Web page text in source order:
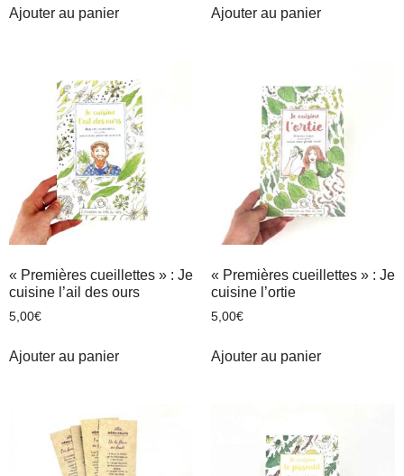
Ajouter au panier Ajouter au panier
« Premières cueillettes » : Je
cuisine l’ail des ours
5,00€
Ajouter au panier
« Premières cueillettes » : Je
cuisine l’ortie
5,00€
Ajouter au panier